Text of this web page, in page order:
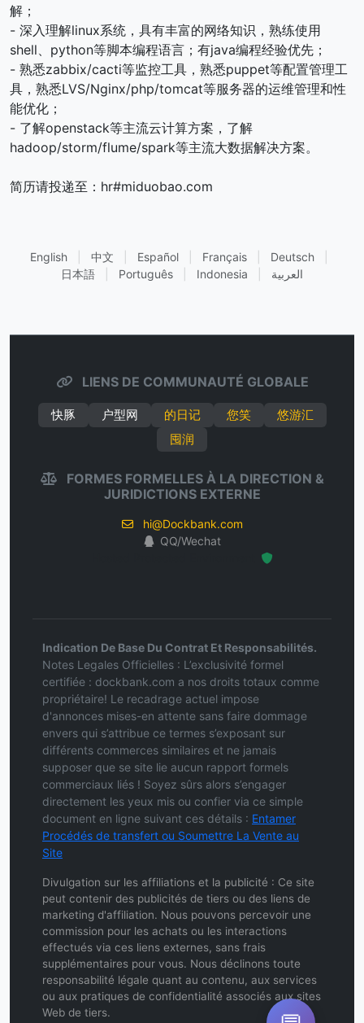
解；
- 深入理解linux系统，具有丰富的网络知识，熟练使用
shell、python等脚本编程语言；有java编程经验优先；
- 熟悉zabbix/cacti等监控工具，熟悉puppet等配置管理工
具，熟悉LVS/Nginx/php/tomcat等服务器的运维管理和性
能优化；
- 了解openstack等主流云计算方案，了解
hadoop/storm/flume/spark等主流大数据解决方案。
简历请投递至：hr#miduobao.com
English 中文 Español Français Deutsch
日本語
Português Indonesia العربية
LIENS DE COMMUNAUTÉ GLOBALE
快豚 户型网 的日记 您笑
悠游汇
囤润
FORMES FORMELLES À LA DIRECTION &
JURIDICTIONS EXTERNE
hi@Dockbank.com
QQ/Wechat
Indication De Base Du Contrat Et Responsabilités.
Notes Legales Officielles : L’exclusivité formel
certifiée : dockbank.com a nos droits totaux comme
propriétaire! Le recadrage actuel impose
d'annonces mises-en attente sans faire dommage
envers qui s’attribue ce termes s’exposant sur
différents commerces similaires et ne jamais
supposer que se site lie aucun rapport formels
commerciaux liés ! Soyez sûrs alors s’engager
directement les yeux mis ou confier via ce simple
document en ligne suivant ces détails : Entamer
Procédés de transfert ou Soumettre La Vente au
Site
Divulgation sur les affiliations et la publicité : Ce site
peut contenir des publicités de tiers ou des liens de
marketing d'affiliation. Nous pouvons percevoir une
commission pour les achats ou les interactions
effectués via ces liens externes, sans frais
supplémentaires pour vous. Nous déclinons toute
responsabilité légale quant au contenu, aux services
ou aux pratiques de confidentialité associés aux sites
Web de tiers.